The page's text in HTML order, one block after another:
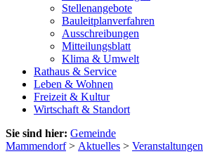
Stellenangebote
Bauleitplanverfahren
Ausschreibungen
Mitteilungsblatt
Klima & Umwelt
Rathaus & Service
Leben & Wohnen
Freizeit & Kultur
Wirtschaft & Standort
Sie sind hier: Gemeinde
Mammendorf> Aktuelles > Veranstaltungen